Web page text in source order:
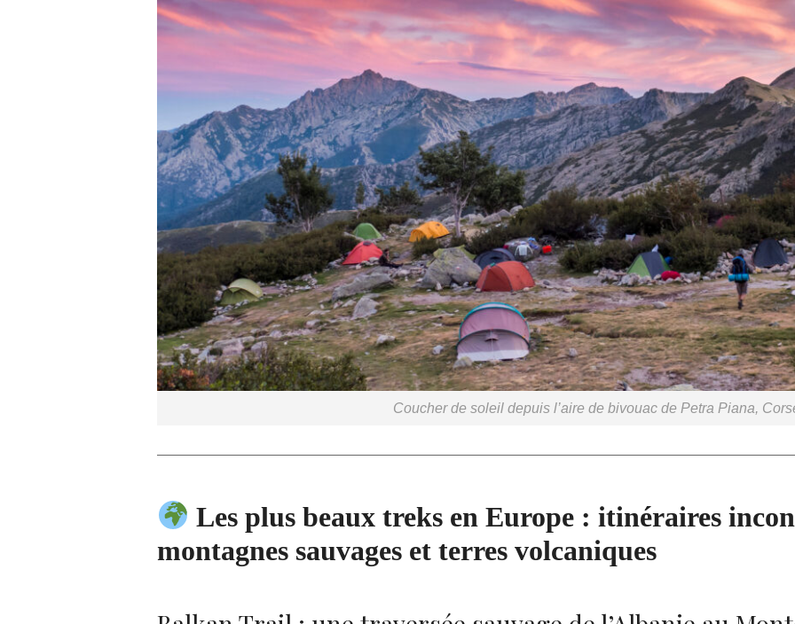
Coucher de soleil depuis l’aire de bivouac de Petra Piana,
Les plus beaux treks en Europe : itinéraires
montagnes sauvages et terres volcaniques